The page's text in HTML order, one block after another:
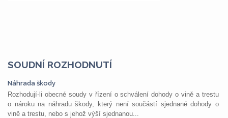
SOUDNÍ ROZHODNUTÍ
Náhrada škody
Rozhodují-li obecné soudy v řízení o schválení dohody o vině a trestu
o nároku na náhradu škody, který není součástí sjednané dohody o
vině a trestu, nebo s jehož výší sjednanou...